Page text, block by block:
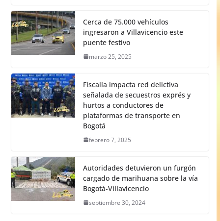
Cerca de 75.000 vehículos
ingresaron a Villavicencio este
puente festivo
marzo 25, 2025
Fiscalía impacta red delictiva
señalada de secuestros exprés y
hurtos a conductores de
plataformas de transporte en
Bogotá
febrero 7, 2025
Autoridades detuvieron un furgón
cargado de marihuana sobre la vía
Bogotá-Villavicencio
septiembre 30, 2024